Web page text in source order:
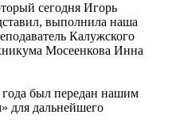
сегодня Игорь
выполнила наша
Калужского
Мосеенкова Инна
был передан нашим
для дальнейшего